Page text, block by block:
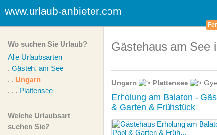
www.urlaub-anbieter.com
Wo suchen Sie Urlaub?
Alle Urlaubsarten
. Gästeh. am See
. . Ungarn
. . . Plattensee
Welche Urlaubsart
suchen Sie?
Gästehaus am See
Ungarn Plattensee
Erholung am Balaton -
& Garten & Frühstück